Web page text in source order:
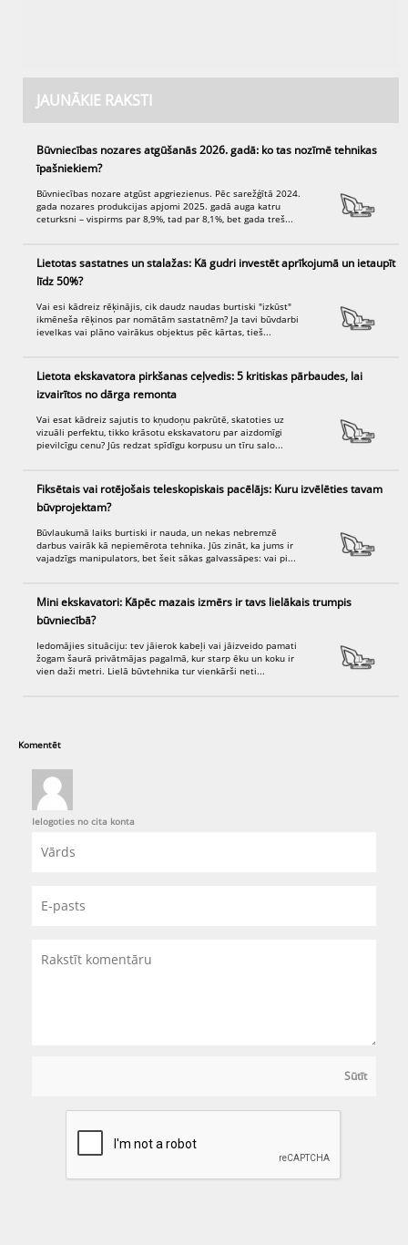
JAUNĀKIE RAKSTI
Būvniecības nozares atgūšanās 2026. gadā: ko tas nozīmē tehnikas
īpašniekiem?
Būvniecības nozare atgūst apgriezienus. Pēc sarežģītā 2024.
gada nozares produkcijas apjomi 2025. gadā auga katru
ceturksni – vispirms par 8,9%, tad par 8,1%, bet gada treš...
Lietotas sastatnes un stalažas: Kā gudri investēt aprīkojumā un ietaupīt
līdz 50%?
Vai esi kādreiz rēķinājis, cik daudz naudas burtiski "izkūst"
ikmēneša rēķinos par nomātām sastatnēm? Ja tavi būvdarbi
ievelkas vai plāno vairākus objektus pēc kārtas, tieš...
Lietota ekskavatora pirkšanas ceļvedis: 5 kritiskas pārbaudes, lai
izvairītos no dārga remonta
Vai esat kādreiz sajutis to kņudoņu pakrūtē, skatoties uz
vizuāli perfektu, tikko krāsotu ekskavatoru par aizdomīgi
pievilcīgu cenu? Jūs redzat spīdīgu korpusu un tīru salo...
Fiksētais vai rotējošais teleskopiskais pacēlājs: Kuru izvēlēties tavam
būvprojektam?
Būvlaukumā laiks burtiski ir nauda, un nekas nebremzē
darbus vairāk kā nepiemērota tehnika. Jūs zināt, ka jums ir
vajadzīgs manipulators, bet šeit sākas galvassāpes: vai pi...
Mini ekskavatori: Kāpēc mazais izmērs ir tavs lielākais trumpis
būvniecībā?
Iedomājies situāciju: tev jāierok kabeļi vai jāizveido pamati
žogam šaurā privātmājas pagalmā, kur starp ēku un koku ir
vien daži metri. Lielā būvtehnika tur vienkārši neti...
Komentēt
Ielogoties no cita konta